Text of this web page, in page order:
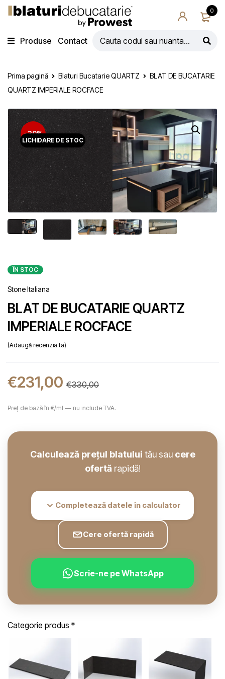
0
Produse Contact
Prima pagină Blaturi Bucatarie QUARTZ
BLAT DE BUCATARIE
QUARTZ IMPERIALE ROCFACE
LICHIDARE DE STOC
-30%
ÎN STOC
Stone Italiana
BLAT DE BUCATARIE QUARTZ
IMPERIALE ROCFACE
Adaugă recenzia ta
€330,00
€231,00
Preț de bază în €/ml — nu include TVA.
Calculează prețul blatului tău sau cere
ofertă rapidă!
Completează datele în calculator
Cere ofertă rapidă
Scrie-ne pe WhatsApp
Categorie produs *